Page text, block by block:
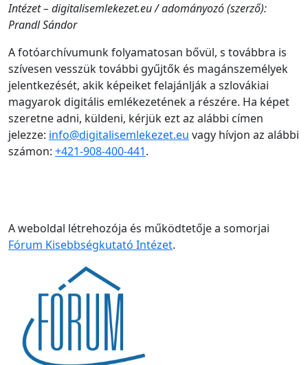
Intézet – digitalisemlekezet.eu / adományozó (szerző):
Prandl Sándor
A fotóarchívumunk folyamatosan bővül, s továbbra is
szívesen vesszük további gyűjtők és magánszemélyek
jelentkezését, akik képeiket felajánlják a szlovákiai
magyarok digitális emlékezetének a részére. Ha képet
szeretne adni, küldeni, kérjük ezt az alábbi címen
jelezze: info@digitalisemlekezet.eu vagy hívjon az alábbi
számon: +421-908-400-441.
A weboldal létrehozója és működtetője a somorjai
Fórum Kisebbségkutató Intézet.